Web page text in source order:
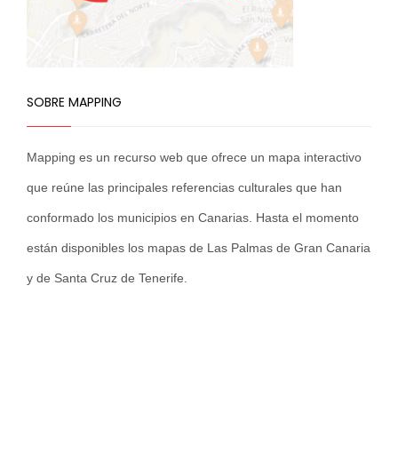
SOBRE MAPPING
Mapping es un recurso web que ofrece un mapa interactivo
que reúne las principales referencias culturales que han
conformado los municipios en Canarias. Hasta el momento
están disponibles los mapas de Las Palmas de Gran Canaria
y de Santa Cruz de Tenerife.